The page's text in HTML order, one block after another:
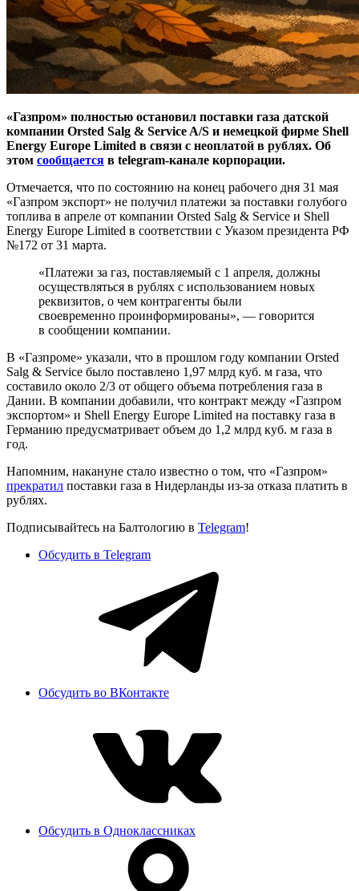
«Газпром» полностью остановил поставки газа датской
компании Orsted Salg & Service A/S и немецкой фирме Shell
Energy Europe Limited в связи с неоплатой в рублях. Об
этом сообщается в telegram-канале корпорации.
Отмечается, что по состоянию на конец рабочего дня 31 мая
«Газпром экспорт» не получил платежи за поставки голубого
топлива в апреле от компании Orsted Salg & Service и Shell
Energy Europe Limited в соответствии с Указом президента РФ
№172 от 31 марта.
«Платежи за газ, поставляемый с 1 апреля, должны
осуществляться в рублях с использованием новых
реквизитов, о чем контрагенты были
своевременно проинформированы», — говорится
в сообщении компании.
В «Газпроме» указали, что в прошлом году компании Orsted
Salg & Service было поставлено 1,97 млрд куб. м газа, что
составило около 2/3 от общего объема потребления газа в
Дании. В компании добавили, что контракт между «Газпром
экспортом» и Shell Energy Europe Limited на поставку газа в
Германию предусматривает объем до 1,2 млрд куб. м газа в
год.
Напомним, накануне стало известно о том, что «Газпром»
прекратил поставки газа в Нидерланды из-за отказа платить в
рублях.
Подписывайтесь на Балтологию в Telegram!
Обсудить в Telegram
Обсудить во ВКонтакте
Обсудить в Одноклассниках